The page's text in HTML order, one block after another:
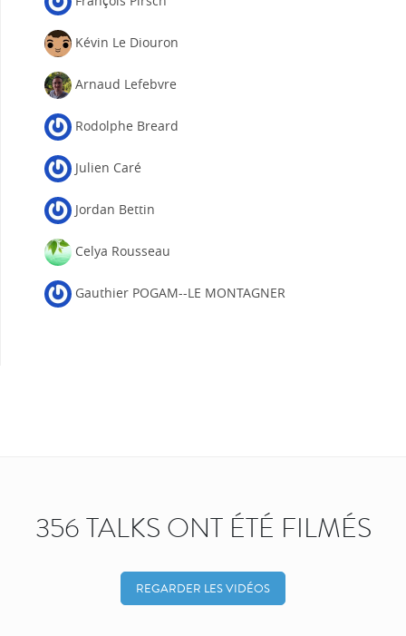
Kévin Le Diouron
Arnaud Lefebvre
Rodolphe Breard
Julien Caré
Jordan Bettin
Celya Rousseau
Gauthier POGAM--LE MONTAGNER
356 TALKS ONT ÉTÉ FILMÉS
REGARDER LES VIDÉOS